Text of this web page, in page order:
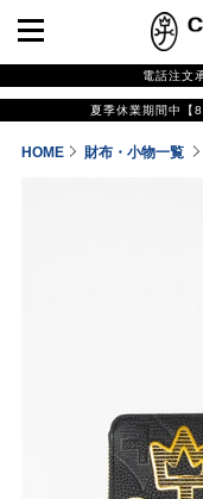
電話注文
夏季休業期間中【
HOME 財布・小物一覧